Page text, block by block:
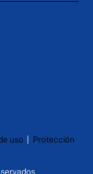
uso| Protección